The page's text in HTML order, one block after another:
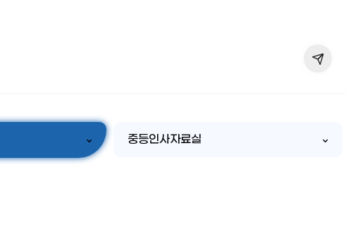
중등인사자료실